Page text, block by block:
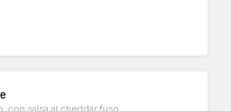
con salsa al cheddar fuso